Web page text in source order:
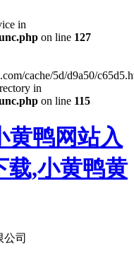
in
on line 127
cache/5d/d9a50/
in
on line 115
黄鸭网站入
载,小黄鸭黄
司